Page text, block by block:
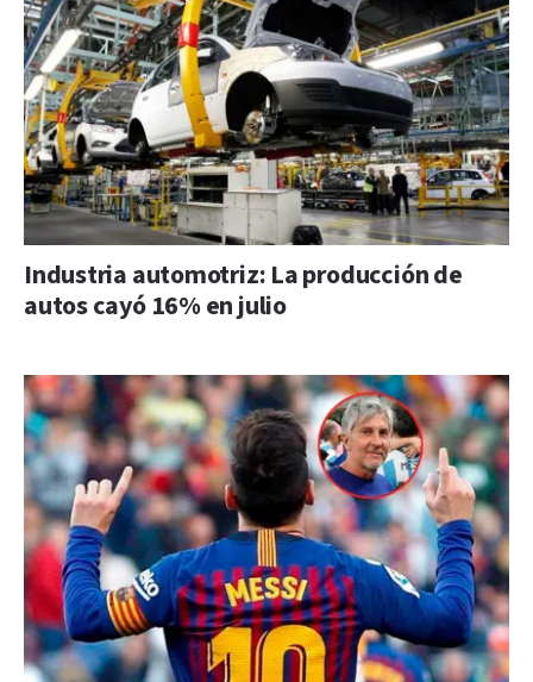
Industria automotriz: La producción de
autos cayó 16% en julio